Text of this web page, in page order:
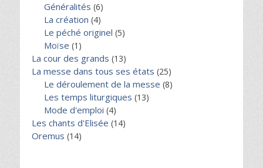
Généralités (6)
La création (4)
Le péché originel (5)
Moïse (1)
La cour des grands (13)
La messe dans tous ses états (25)
Le déroulement de la messe (8)
Les temps liturgiques (13)
Mode d'emploi (4)
Les chants d'Elisée (14)
Oremus (14)